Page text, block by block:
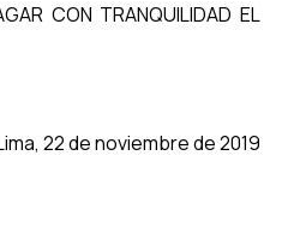
CON TRANQUILIDAD EL
22 de noviembre de 2019